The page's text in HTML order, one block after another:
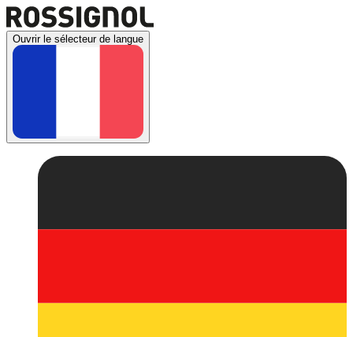
Ouvrir le sélecteur de langue